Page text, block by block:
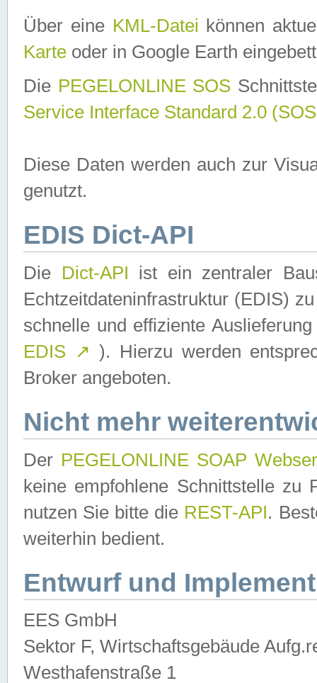
Über eine KML-Datei können
Karte oder in Google Earth
Die PEGELONLINE SOS
Service Interface Standard 2.0
Diese Daten werden auch zur
genutzt.
EDIS Dict-API
Die Dict-API ist ein zentraler
Echtzeitdateninfrastruktur (EDIS)
schnelle und effiziente
EDIS ↗ ). Hierzu werden
Broker angeboten.
Nicht mehr
Der PEGELONLINE SOAP
keine empfohlene Schnittstelle zu
nutzen Sie bitte die REST-API.
weiterhin bedient.
Entwurf und
EES GmbH
Sektor F, Wirtschaftsgebäude
Westhafenstraße 1